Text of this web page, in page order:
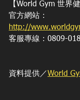
【World Gym 世界健
官方網站：
http://
客服專線：0809-
資料提供／World